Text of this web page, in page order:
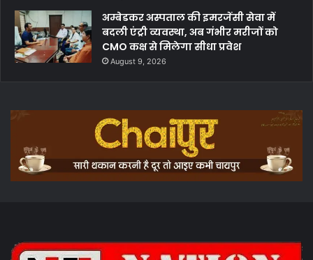
अम्बेडकर अस्पताल की इमरजेंसी सेवा में
बदली एंट्री व्यवस्था, अब गंभीर मरीजों को
CMO कक्ष से मिलेगा सीधा प्रवेश
August 9, 2026